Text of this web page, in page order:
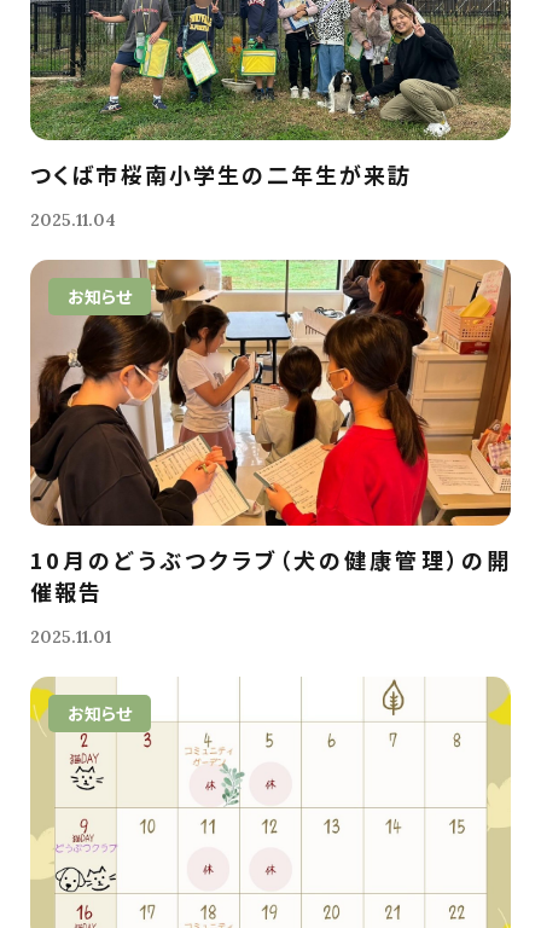
つくば市桜南小学生の二年生が来訪
2025.11.04
お知らせ
10月のどうぶつクラブ（犬の健康管理）の開
催報告
2025.11.01
お知らせ